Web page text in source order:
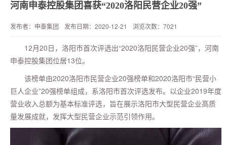
河南申泰控股集团喜获“2020洛阳民营企业20强”
发布者：申泰集团 发布日期：2020-12-21 浏览次数：7021
12月20日，洛阳市首次评选出“2020洛阳民营企业20强”，河南
申泰控股集团位居13位。
该榜单由2020洛阳市民营企业20强榜单和2020洛阳市“民营小
巨人企业”20强榜单组成，系洛阳市首次评选发布。以企业2019年度
营业收入总额为基本标准评选，旨在展示洛阳市大型民营企业高质
量发展成就，发挥大型民营企业示范引领作用。